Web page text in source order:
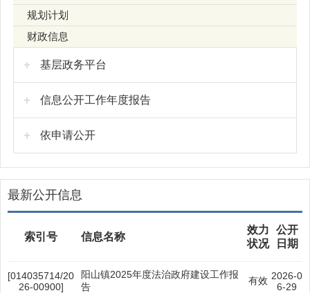
规划计划
财政信息
基层政务平台
信息公开工作年度报告
依申请公开
最新公开信息
索引号 信息名称
效力
状况
公开
日期
[014035714/20
26-00900]
阳山镇2025年度法治政府建设工作报
告
有效 2026-0
6-29